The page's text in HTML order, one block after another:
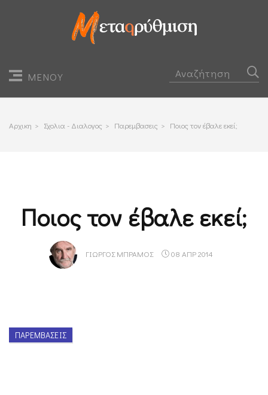
ΜΕΝΟΥ
Αρχικη > Σχολια - Διαλογος > Παρεμβασεις > Ποιος τον έβαλε εκεί;
Ποιος τον έβαλε εκεί;
ΓΙΏΡΓΟΣ ΜΠΡΆΜΟΣ 08 ΑΠΡ 2014
ΠΑΡΕΜΒΆΣΕΙΣ